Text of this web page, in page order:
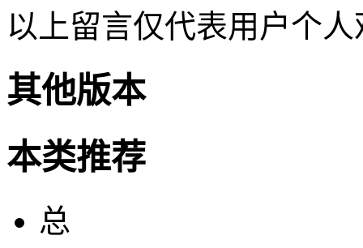
以上留言仅代表用户个
其他版本
本类推荐
总